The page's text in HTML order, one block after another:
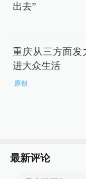
出去”
重庆从三方面发
进大众生活
原创
最新评论